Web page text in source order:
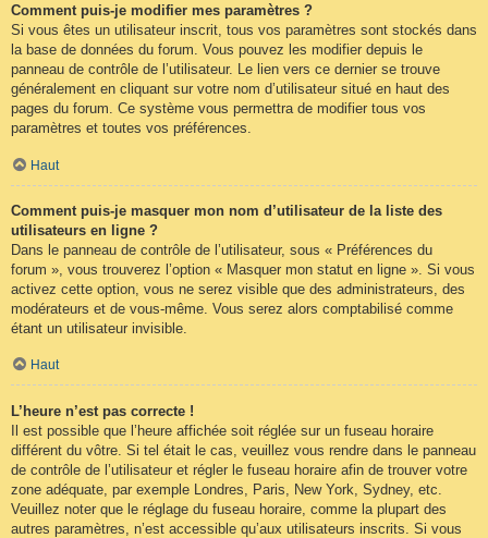
Comment puis-je modifier mes paramètres ?
Si vous êtes un utilisateur inscrit, tous vos paramètres sont stockés dans
la base de données du forum. Vous pouvez les modifier depuis le
panneau de contrôle de l’utilisateur. Le lien vers ce dernier se trouve
généralement en cliquant sur votre nom d’utilisateur situé en haut des
pages du forum. Ce système vous permettra de modifier tous vos
paramètres et toutes vos préférences.
Haut
Comment puis-je masquer mon nom d’utilisateur de la liste des
utilisateurs en ligne ?
Dans le panneau de contrôle de l’utilisateur, sous « Préférences du
forum », vous trouverez l’option « Masquer mon statut en ligne ». Si vous
activez cette option, vous ne serez visible que des administrateurs, des
modérateurs et de vous-même. Vous serez alors comptabilisé comme
étant un utilisateur invisible.
Haut
L’heure n’est pas correcte !
Il est possible que l’heure affichée soit réglée sur un fuseau horaire
différent du vôtre. Si tel était le cas, veuillez vous rendre dans le panneau
de contrôle de l’utilisateur et régler le fuseau horaire afin de trouver votre
zone adéquate, par exemple Londres, Paris, New York, Sydney, etc.
Veuillez noter que le réglage du fuseau horaire, comme la plupart des
autres paramètres, n’est accessible qu’aux utilisateurs inscrits. Si vous